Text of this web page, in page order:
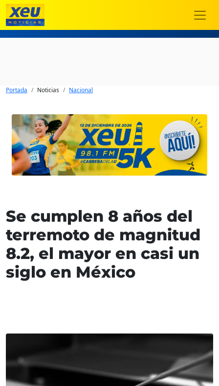
Portada Noticias Nacional
Se cumplen 8 años del
terremoto de magnitud
8.2, el mayor en casi un
siglo en México